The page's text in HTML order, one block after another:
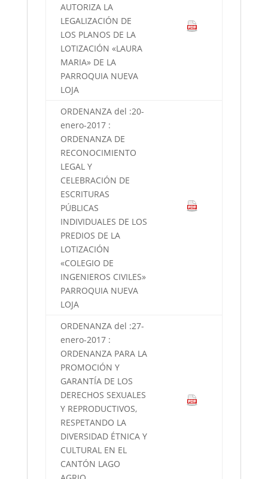
AUTORIZA LA
LEGALIZACIÓN DE
LOS PLANOS DE LA
LOTIZACIÓN «LAURA
MARIA» DE LA
PARROQUIA NUEVA
LOJA
ORDENANZA del :20-
enero-2017 :
ORDENANZA DE
RECONOCIMIENTO
LEGAL Y
CELEBRACIÓN DE
ESCRITURAS
PÚBLICAS
INDIVIDUALES DE LOS
PREDIOS DE LA
LOTIZACIÓN
«COLEGIO DE
INGENIEROS CIVILES»
PARROQUIA NUEVA
LOJA
ORDENANZA del :27-
enero-2017 :
ORDENANZA PARA LA
PROMOCIÓN Y
GARANTÍA DE LOS
DERECHOS SEXUALES
Y REPRODUCTIVOS,
RESPETANDO LA
DIVERSIDAD ÉTNICA Y
CULTURAL EN EL
CANTÓN LAGO